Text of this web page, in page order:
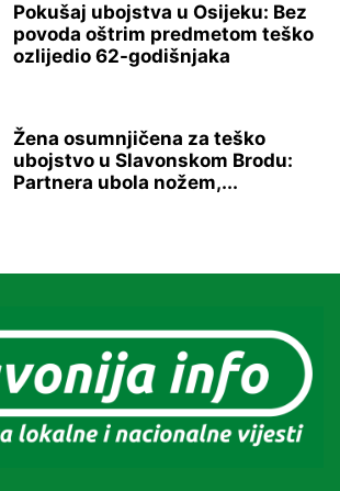
Pokušaj ubojstva u Osijeku: Bez
povoda oštrim predmetom teško
ozlijedio 62-godišnjaka
Žena osumnjičena za teško
ubojstvo u Slavonskom Brodu:
Partnera ubola nožem,...